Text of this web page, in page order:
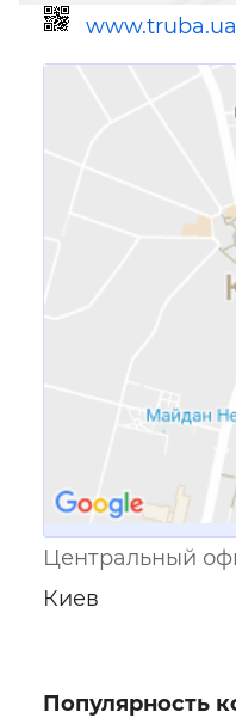
Ссылка для мобильных
Центральный
Киев
Популярность